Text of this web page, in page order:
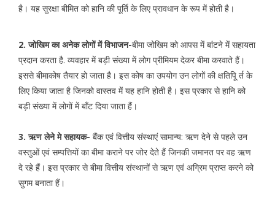
है। यह सुरक्षा बीमित को हानि की पूर्ति के लिए प्रावधान के रूप में होती है।
2. जोखिम का अनेक लोगों में विभाजन-बीमा जोखिम को आपस में बांटने में सहायता
प्रदान करता है. व्यवहार में बड़ी संख्या में लोग प्रीमियम देकर बीमा करवाते हैं।
इससे बीमाकोष तैयार हो जाता है। इस कोष का उपयोग उन लोगों की क्षतिपूि र्त के
लिए किया जाता है जिनको वास्तव में यह हानि होती है। इस प्रकार से हानि को
बड़ी संख्या में लोगों में बाँट दिया जाता हैं।
3. ऋण लेने मे सहायक- बैंक एवं वित्तीय संस्थाएं सामान्य: ऋण देने से पहले उन
वस्तुओं एवं सम्पत्तियों का बीमा कराने पर जोर देते हैं जिनकी जमानत पर वह ऋण
दे रहे हैं। इस प्रकार से बीमा वित्तीय संस्थानों से ऋण एवं अग्रिम प्राप्त करने को
सुगम बनाता हैं।